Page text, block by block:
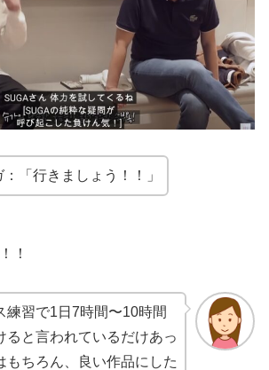
：「行きましょう！！」
！
練習で1日7時間〜10時間
ると言われているだけあっ
もちろん、良い作品にした